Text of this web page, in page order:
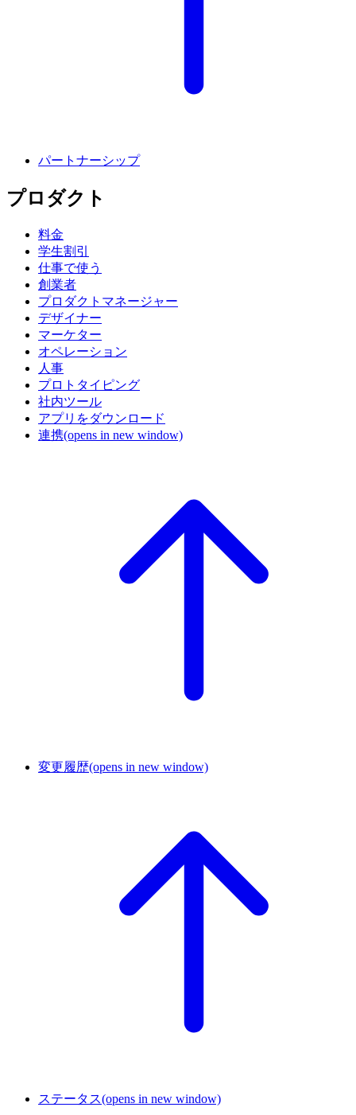
パートナーシップ
プロダクト
料金
学生割引
仕事で使う
創業者
プロダクトマネージャー
デザイナー
マーケター
オペレーション
人事
プロトタイピング
社内ツール
アプリをダウンロード
連携(opens in new window)
変更履歴(opens in new window)
ステータス(opens in new window)